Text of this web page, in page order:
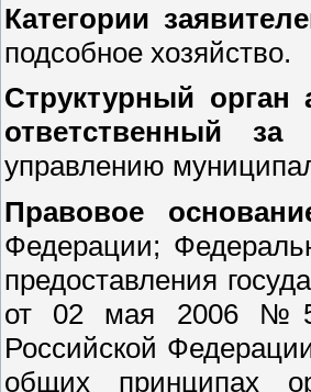
Категории
подсобное хозяйство.
Структурный орган
ответственный
управлению
Правовое
Федерации;
предоставления
от 02 мая 2006
Российской
общих принципах